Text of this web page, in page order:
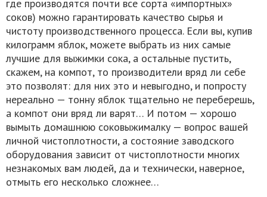
где производятся почти все сорта «импортных»
соков) можно гарантировать качество сырья и
чистоту производственного процесса. Если вы, купив
килограмм яблок, можете выбрать из них самые
лучшие для выжимки сока, а остальные пустить,
скажем, на компот, то производители вряд ли себе
это позволят: для них это и невыгодно, и попросту
нереально — тонну яблок тщательно не переберешь,
а компот они вряд ли варят… И потом — хорошо
вымыть домашнюю соковыжималку — вопрос вашей
личной чистоплотности, а состояние заводского
оборудования зависит от чистоплотности многих
незнакомых вам людей, да и технически, наверное,
отмыть его несколько сложнее…